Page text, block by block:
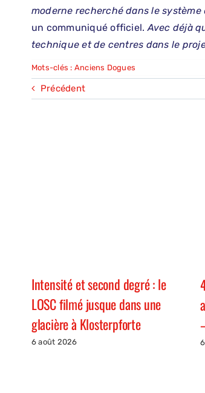
moderne recherché dans le système
un communiqué officiel. Avec déjà
technique et de centres dans le
Mots-clés : Anciens Dogues
Précédent
Intensité et second degré : le
LOSC filmé jusque dans une
glacière à Klosterpforte
6 août 2026